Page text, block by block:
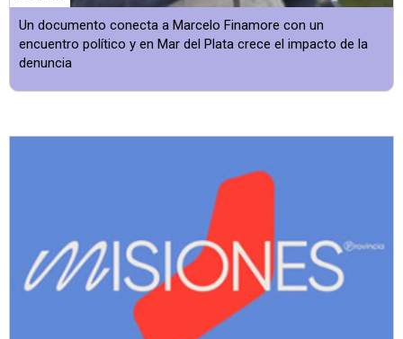
Un documento conecta a Marcelo Finamore con un
encuentro político y en Mar del Plata crece el impacto de la
denuncia